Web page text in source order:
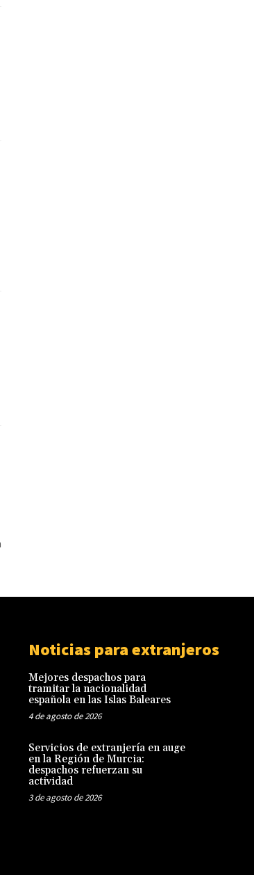
Noticias para extranjeros
Mejores despachos para
tramitar la nacionalidad
española en las Islas Baleares
4 de agosto de 2026
Servicios de extranjería en auge
en la Región de Murcia:
despachos refuerzan su
actividad
3 de agosto de 2026